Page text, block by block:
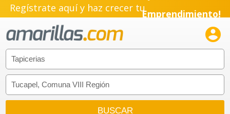
Regístrate aquí y haz crecer tuEmprendimiento!
